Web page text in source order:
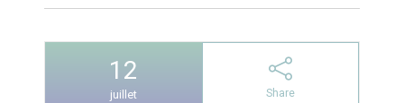
12
juillet Share